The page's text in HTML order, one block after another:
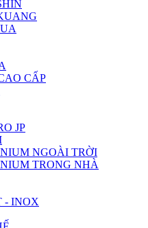
CẤP
JP
NGOÀI TRỜI
TRONG NHÀ
- INOX